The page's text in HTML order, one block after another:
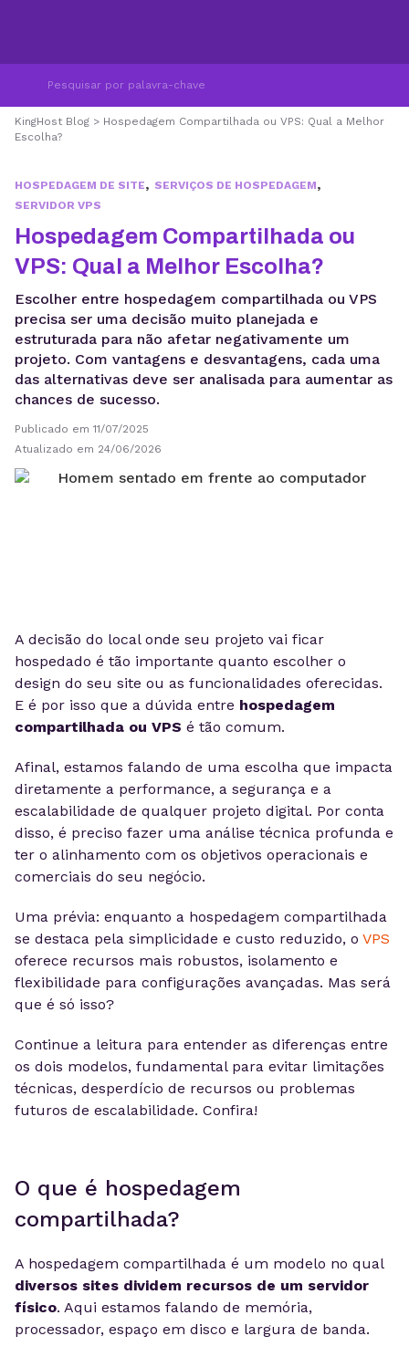
KingHost Blog > Hospedagem Compartilhada ou VPS: Qual a Melhor
Escolha?
HOSPEDAGEM DE SITE, SERVIÇOS DE HOSPEDAGEM,
SERVIDOR VPS
Hospedagem Compartilhada ou
VPS: Qual a Melhor Escolha?
Escolher entre hospedagem compartilhada ou VPS
precisa ser uma decisão muito planejada e
estruturada para não afetar negativamente um
projeto. Com vantagens e desvantagens, cada uma
das alternativas deve ser analisada para aumentar as
chances de sucesso.
Publicado em 11/07/2025
Atualizado em 24/06/2026
A decisão do local onde seu projeto vai ficar
hospedado é tão importante quanto escolher o
design do seu site ou as funcionalidades oferecidas.
E é por isso que a dúvida entre hospedagem
compartilhada ou VPS é tão comum.
Afinal, estamos falando de uma escolha que impacta
diretamente a performance, a segurança e a
escalabilidade de qualquer projeto digital. Por conta
disso, é preciso fazer uma análise técnica profunda e
ter o alinhamento com os objetivos operacionais e
comerciais do seu negócio.
Uma prévia: enquanto a hospedagem compartilhada
se destaca pela simplicidade e custo reduzido, o VPS
oferece recursos mais robustos, isolamento e
flexibilidade para configurações avançadas. Mas será
que é só isso?
Continue a leitura para entender as diferenças entre
os dois modelos, fundamental para evitar limitações
técnicas, desperdício de recursos ou problemas
futuros de escalabilidade. Confira!
O que é hospedagem
compartilhada?
A hospedagem compartilhada é um modelo no qual
diversos sites dividem recursos de um servidor
físico. Aqui estamos falando de memória,
processador, espaço em disco e largura de banda.